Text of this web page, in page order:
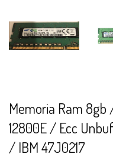
Memoria Ram 8gb
12800E / Ecc
/ IBM 47J0217